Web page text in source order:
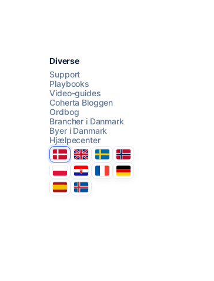
Assist Chat with us
Diverse
Support
Playbooks
Video-guides
Coherta Bloggen
Ordbog
Brancher i Danmark
Byer i Danmark
Hjælpecenter
DanmarkUnited Kingdom
SverigeNorge
PolskaHrvatskaFranceDeutschland
EspanaÍsland